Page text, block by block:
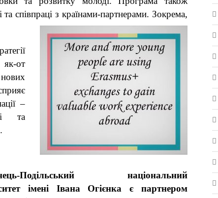
співпраці з країнами-партнерами. Зокрема,
от
–
та
Подільський національний
імені Івана Огієнка є партнером